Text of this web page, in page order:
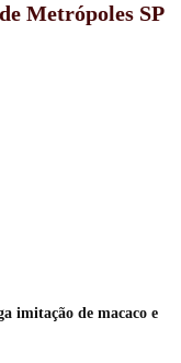
Metrópoles SP
imitação de macaco e